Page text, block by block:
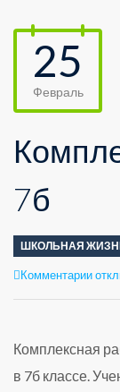
25
Февраль
7б
ШКОЛЬНАЯ
Комментариик
в
Комплексная
в 7б классе.